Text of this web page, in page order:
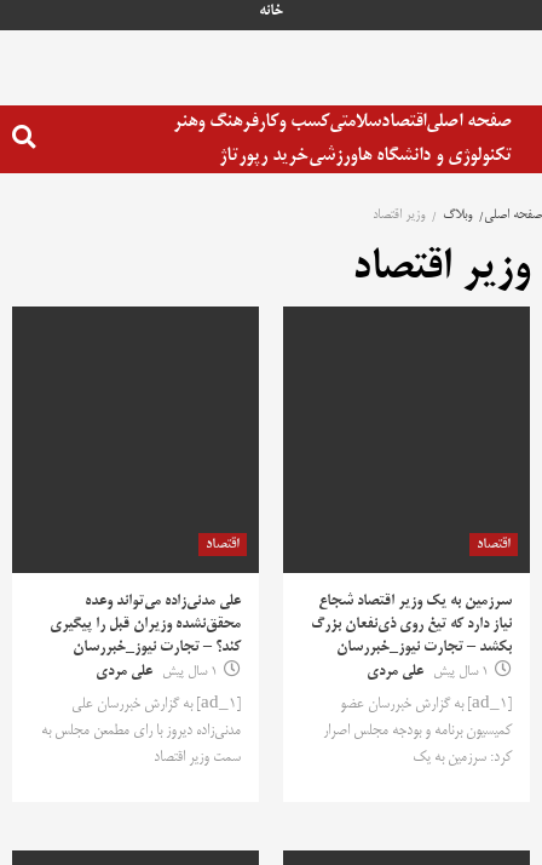
خانه
صفحه اصلیاقتصادسلامتیکسب وکارفرهنگ وهنر
تکنولوژی و دانشگاه هاورزشیخرید رپورتاژ
صفحه اصلی وبلاگ وزیر اقتصاد
وزیر اقتصاد
اقتصاد
سرزمین به یک وزیر اقتصاد شجاع
نیاز دارد که تیغ روی ذی‌نفعان بزرگ
بکشد – تجارت نیوز_خبررسان
1 سال پیش
علی مردی
[ad_1] به گزارش خبررسان عضو
کمیسیون برنامه و بودجه مجلس اصرار
کرد: سرزمین به یک
اقتصاد
علی مدنی‌زاده می‌تواند وعده
محقق‌نشده وزیران قبل را پیگیری
کند؟ – تجارت نیوز_خبررسان
1 سال پیش
علی مردی
[ad_1] به گزارش خبررسان علی
مدنی‌زاده دیروز با رای مطمعن مجلس به
سمت وزیر اقتصاد